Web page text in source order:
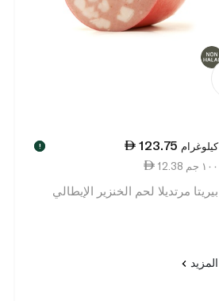
123.75 كيلوغرام !
12.38 ١٠٠ جم
بيريتا مرتديلا لحم الخنزير الإيطالي
المزيد